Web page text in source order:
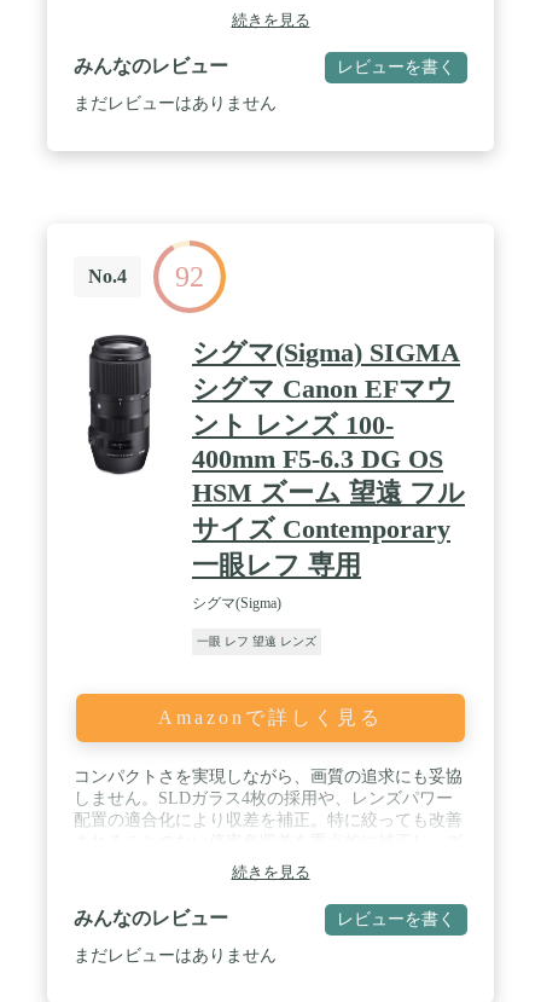
動物、飛行機などを快適に撮影できます。 / 焦点距
離180mm時の最短撮影距離1.3mを活かして、被写体
に思い切って近づき主題を際立たせる表現も可能。
ズーミングによる重心移動の少ない「インターナル
ズーム機構」の採用、レンズを持ち直すことなく、
続きを見る
みんなのレビュー レビューを書く
まだレビューはありません
No.4 92
シグマ(Sigma) SIGMA
シグマ Canon EFマウ
ント レンズ 100-
400mm F5-6.3 DG OS
HSM ズーム 望遠 フル
サイズ Contemporary
一眼レフ 専用
シグマ(Sigma)
一眼 レフ 望遠 レンズ
Amazonで詳しく見る
コンパクトさを実現しながら、画質の追求にも妥協
しません。SLDガラス4枚の採用や、レンズパワー
配置の適合化により収差を補正。特に絞っても改善
ーム全域で高い描写性能を発揮します。 / 最短撮影
距離160cm、最大倍率1:3.8を実現し、離れた場所か
らのクローズアップ撮影に威力を発揮します / スー
パーマルチレイヤーコートの採用により、フレア、
ゴーストの発生を軽減し、逆光時の撮影においても
続きを見る
みんなのレビュー レビューを書く
まだレビューはありません